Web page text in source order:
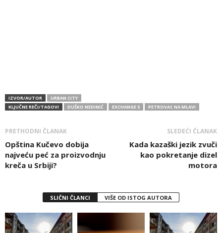
IZVOR/AUTOR
URBAN CITY
KLJUČNE REČI/TAGOVI
DUŠKO NEDINIĆ EXCHANGE 5 PETROVAC NA MLAVI
PRETHODNI ČLANAK
Opština Kučevo dobija
najveću peć za proizvodnju
kreča u Srbiji?
SLEDEĆI ČLANAK
Kada kazaški jezik zvuči
kao pokretanje dizel
motora
SLIČNI ČLANCI VIŠE OD ISTOG AUTORA